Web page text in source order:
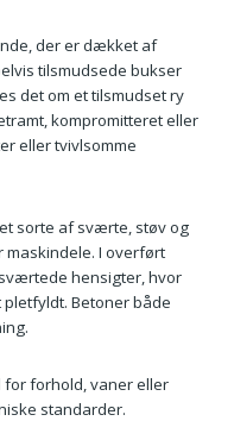
der er dækket af
tilsmudsede bukser
det om et tilsmudset ry
kompromitteret eller
eller tvivlsomme
sorte af sværte, støv og
I overført
hensigter, hvor
Betoner både
forhold, vaner eller
standarder.